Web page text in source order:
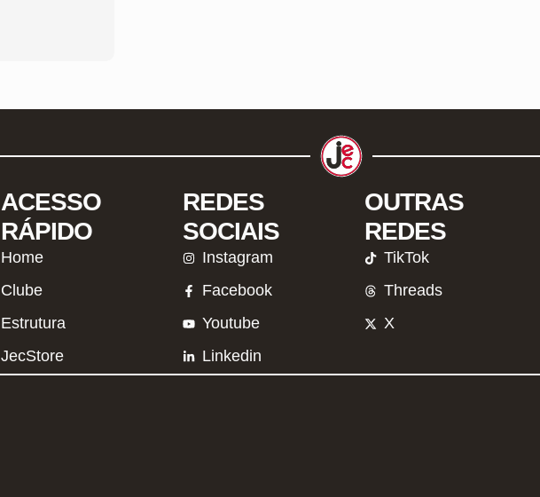
ACESSO
RÁPIDO
Home
Clube
Estrutura
JecStore
REDES
SOCIAIS
Instagram
Facebook
Youtube
Linkedin
OUTRAS
REDES
TikTok
Threads
X